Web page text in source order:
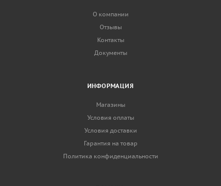
О компании
Отзывы
Контакты
Документы
ИНФОРМАЦИЯ
Магазины
Условия оплаты
Условия доставки
Гарантия на товар
Политика конфиденциальности